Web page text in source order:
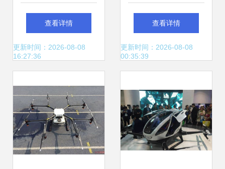
建轻量化与智能化
新时代
查看详情
更新时间：2026-08-08
16:27:36
坦捐赠防疫灭蝗无
人机，推动智能无
章
查看详情
更新时间：2026-08-08
00:35:39